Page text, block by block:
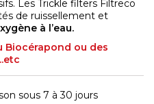
Les Trickle filters Filtreco
de ruissellement et
à l’eau.
Biocérapond ou des
sous 7 à 30 jours